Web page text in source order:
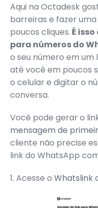
Aqui na Octadesk
barreiras e fazer
poucos cliques. É
para números do
o seu número em um
até você em poucos
o celular e digitar o
conversa.
Você pode gerar o
mensagem de
cliente não precise
link do WhatsApp
1. Acesse o Whatslink